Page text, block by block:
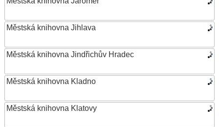
Městská knihovna Jihlava
Městská knihovna Jindřichův Hradec
Městská knihovna Kladno
Městská knihovna Klatovy